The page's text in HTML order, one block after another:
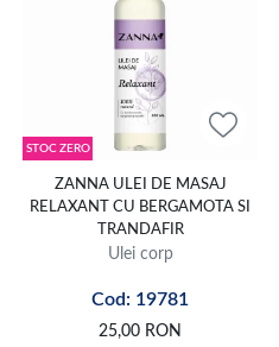
STOC ZERO
ZANNA ULEI DE MASAJ
RELAXANT CU BERGAMOTA SI
TRANDAFIR
Ulei corp
Cod: 19781
25,00 RON